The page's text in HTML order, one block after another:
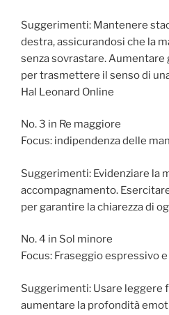
Suggerimenti: Mantenere
destra, assicurandosi che la
senza sovrastare.
per trasmettere il senso di
Hal Leonard Online
No. 3 in Re maggiore
Focus: indipendenza delle
Suggerimenti: Evidenziare la
accompagnamento.
per garantire la chiarezza di
No. 4 in Sol minore
Focus: Fraseggio espressivo
Suggerimenti: Usare leggere
aumentare la profondità